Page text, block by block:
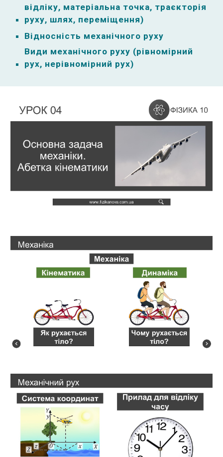
відліку, матеріальна точка, траєкторія
руху, шлях, переміщення)
Відносність механічного руху
Види механічного руху (рівномірний
рух, нерівномірний рух)